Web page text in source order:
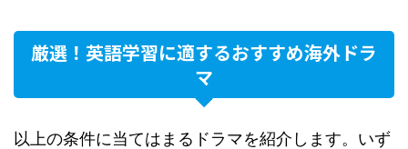
厳選！英語学習に適するおすすめ海外ドラ
マ
以上の条件に当てはまるドラマを紹介します。いず